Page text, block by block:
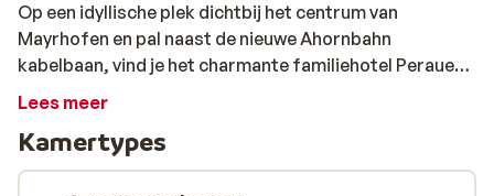
Op een idyllische plek dichtbij het centrum van
Mayrhofen en pal naast de nieuwe Ahornbahn
kabelbaan, vind je het charmante familiehotel Perauer.
Alles aan dit gasthof uit het begin van de jaren ’70
houten balkons in Tiroler stijl tot de knusse stube en
het duurzame restaurant. Franz en Barbara zijn de
Lees meer
Kamertypes